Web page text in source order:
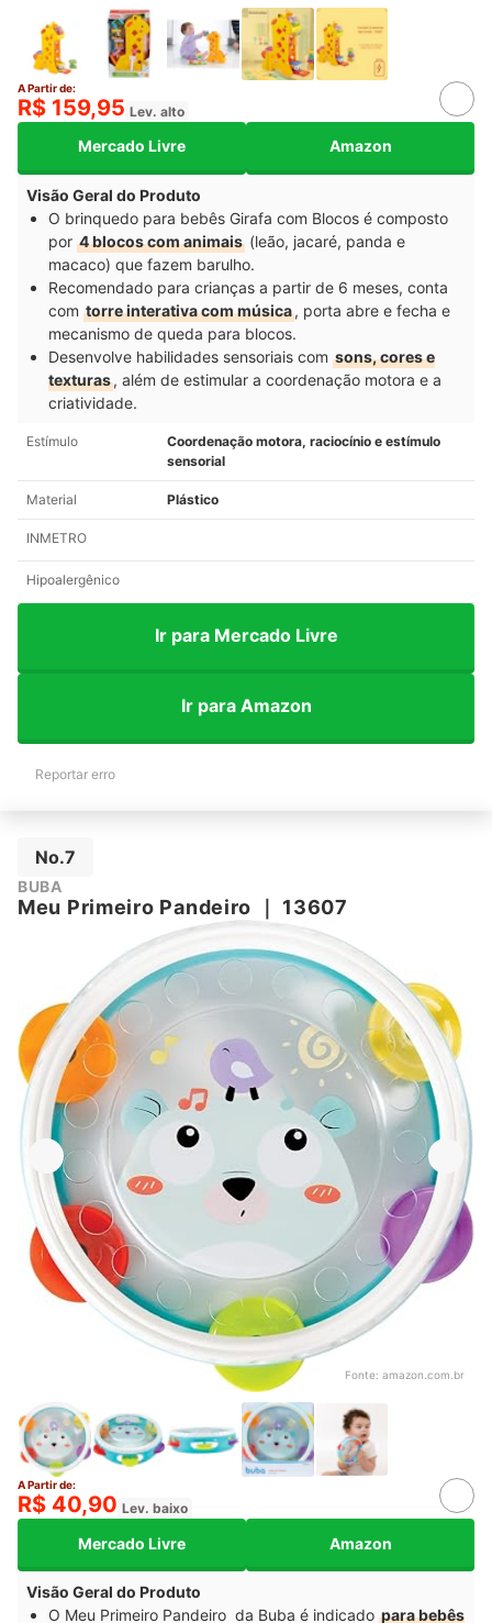
A Partir de:
R$ 159,95 Lev. alto
Mercado Livre Amazon
Visão Geral do Produto
O brinquedo para bebês Girafa com Blocos é composto
por 4 blocos com animais (leão, jacaré, panda e
macaco) que fazem barulho.
Recomendado para crianças a partir de 6 meses, conta
com torre interativa com música, porta abre e fecha e
mecanismo de queda para blocos.
Desenvolve habilidades sensoriais com sons, cores e
texturas, além de estimular a coordenação motora e a
criatividade.
Estímulo
Coordenação motora, raciocínio e estímulo
sensorial
Material Plástico
INMETRO
Hipoalergênico
Ir para Mercado Livre
Ir para Amazon
Reportar erro
No.7
BUBA
Meu Primeiro Pandeiro ｜ 13607
Fonte: amazon.com.br
A Partir de:
R$ 40,90 Lev. baixo
Mercado Livre Amazon
Visão Geral do Produto
O Meu Primeiro Pandeiro da Buba é indicado para bebês